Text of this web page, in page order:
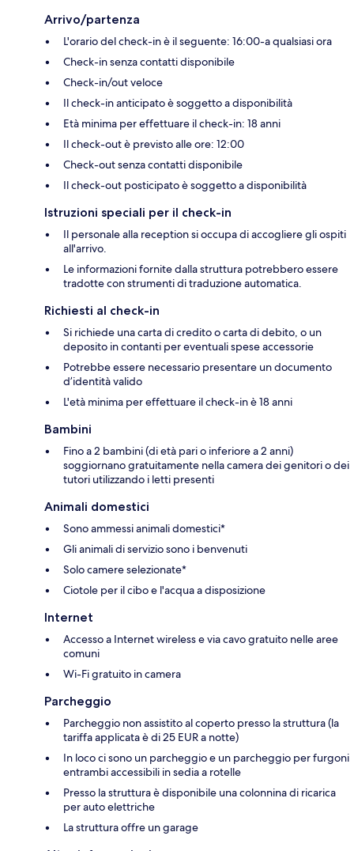
Arrivo/partenza
L'orario del check-in è il seguente: 16:00-a qualsiasi ora
Check-in senza contatti disponibile
Check-in/out veloce
Il check-in anticipato è soggetto a disponibilità
Età minima per effettuare il check-in: 18 anni
Il check-out è previsto alle ore: 12:00
Check-out senza contatti disponibile
Il check-out posticipato è soggetto a disponibilità
Istruzioni speciali per il check-in
Il personale alla reception si occupa di accogliere gli ospiti
all'arrivo.
Le informazioni fornite dalla struttura potrebbero essere
tradotte con strumenti di traduzione automatica.
Richiesti al check-in
Si richiede una carta di credito o carta di debito, o un
deposito in contanti per eventuali spese accessorie
Potrebbe essere necessario presentare un documento
d’identità valido
L'età minima per effettuare il check-in è 18 anni
Bambini
Fino a 2 bambini (di età pari o inferiore a 2 anni)
soggiornano gratuitamente nella camera dei genitori o dei
tutori utilizzando i letti presenti
Animali domestici
Sono ammessi animali domestici*
Gli animali di servizio sono i benvenuti
Solo camere selezionate*
Ciotole per il cibo e l'acqua a disposizione
Internet
Accesso a Internet wireless e via cavo gratuito nelle aree
comuni
Wi-Fi gratuito in camera
Parcheggio
Parcheggio non assistito al coperto presso la struttura (la
tariffa applicata è di 25 EUR a notte)
In loco ci sono un parcheggio e un parcheggio per furgoni
entrambi accessibili in sedia a rotelle
Presso la struttura è disponibile una colonnina di ricarica
per auto elettriche
La struttura offre un garage